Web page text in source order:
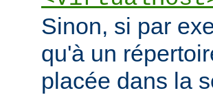
Sinon, si par
qu'à un
placée dans la